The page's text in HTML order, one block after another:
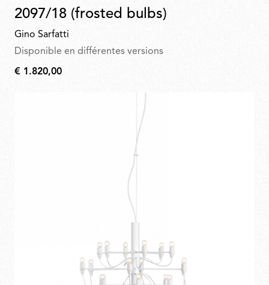
2097/18 (frosted bulbs)
Gino Sarfatti
Disponible en différentes versions
€
€ 1.820,00